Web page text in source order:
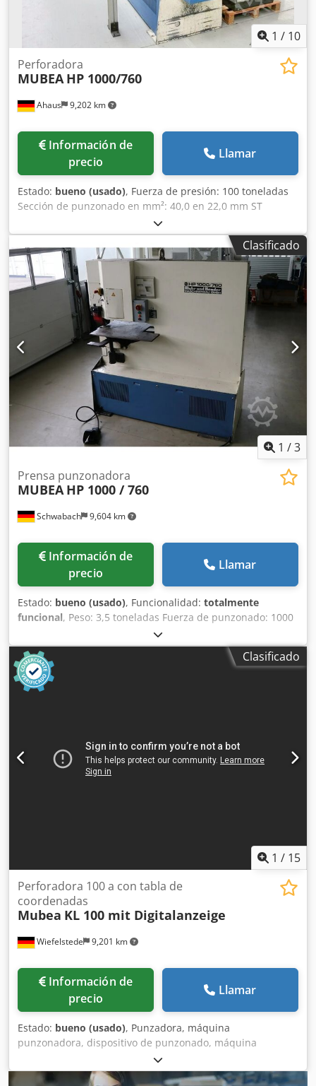
1 / 10
Ahaus 9,202 km
Perforadora
MUBEA HP 1000/760
Información de
precio
Llamar
Estado: bueno (usado), Fuerza de presión: 100 toneladas
Sección de punzonado en mm²: 40,0 en 22,0 mm ST
Carrera: 120 mm Voladizo del soporte: 760 mm Potencia
total requerida: 8,5 kW Peso de la máquina: aprox. 3.800 kg
Espacio requerido: aprox. 2500 x 1700 x 2000 mm Precio
nuevo, incluido el sistema de tope: aprox. 45.000 euros
Precio especial bajo consulta Equipamiento: - Punzonadora
hidráulica robusta/de gran capacidad - Carrera de
punzonado ajustable de forma continua Dcjdpfx Anezn
Ahke Njk - Sistema de tope CNC "MUBEA MATIC 82" *
Recorrido en los ejes X e Y * Con unidad de control
"FAGOR" * Incluye una gran mesa de apoyo * Cuadro de
control separado - Diversas herramientas de punzonado
(estándar/especiales) (ver imagen 9) - Dispositivo de
protección delantero, incluye rascador de chapa - 1 pedal
de accionamiento con movimiento libre - Manual de
instrucciones de la máquina + sistema de tope
Clasificado
1 /3
Schwabach 9,604 km
Prensa punzonadora
MUBEA HP 1000 / 760
Información de
precio
Llamar
Estado: bueno (usado), Funcionalidad: totalmente
funcional, Peso: 3,5 toneladas Fuerza de punzonado: 1000
kN Dcjdpfeztknpex An Njk Alcance: 760 mm Puede
perforar, por ejemplo, un orificio de 40 mm en acero de 22
mm de espesor. Potencia del motor: 8,5 kW Altura
aproximada: 2,15 m Ancho x profundidad aproximada: 0,8
x 2 m Desplazamiento del cilindro mediante interruptor de
Clasificado
1 / 15
Wiefelstede 9,201 km
Perforadora 100 a con tabla de
coordenadas
Mubea KL 100 mit Digitalanzeige
Información de
precio
Llamar
Estado: bueno (usado), Punzadora, máquina
punzonadora, dispositivo de punzonado, máquina
perforadora, perforadora, punzonadora copiadora,
punzonadora de tope, punzonadora, punzonadora